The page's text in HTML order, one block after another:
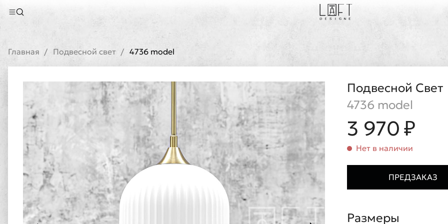
Главная Подвесной свет 4736 model
Подвесной Свет
4736 model
3 970 ₽
Нет в наличии
ПРЕДЗАКАЗ
Размеры